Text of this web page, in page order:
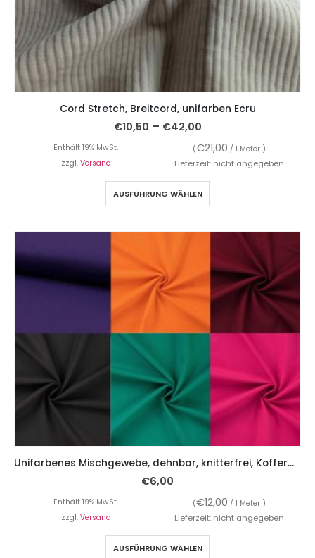
Cord Stretch, Breitcord, unifarben Ecru
€10,50 – €42,00
Enthält 19% MwSt. (€21,00 / 1 Meter )
zzgl. Versand Lieferzeit: nicht angegeben
AUSFÜHRUNG WÄHLEN
Unifarbenes Mischgewebe, dehnbar, knitterfrei, Kofferware
€6,00
Enthält 19% MwSt. (€12,00 / 1 Meter )
zzgl. Versand Lieferzeit: nicht angegeben
AUSFÜHRUNG WÄHLEN